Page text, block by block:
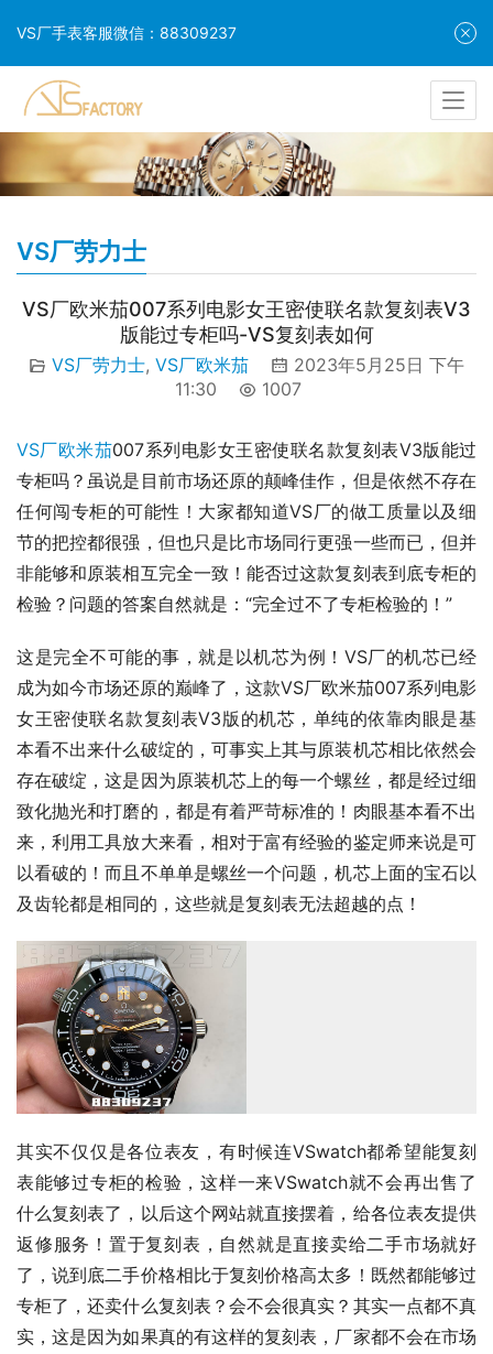
VS厂劳力士
VS厂欧米茄007系列电影女王密使联名款复刻表V3
版能过专柜吗-VS复刻表如何
VS厂劳力士, VS厂欧米茄
2023年5月25日 下午
11:30
1007
VS厂欧米茄007系列电影女王密使联名款复刻表V3版能过
专柜吗？虽说是目前市场还原的颠峰佳作，但是依然不存在
任何闯专柜的可能性！大家都知道VS厂的做工质量以及细
节的把控都很强，但也只是比市场同行更强一些而已，但并
非能够和原装相互完全一致！能否过这款复刻表到底专柜的
检验？问题的答案自然就是：“完全过不了专柜检验的！”
这是完全不可能的事，就是以机芯为例！VS厂的机芯已经
成为如今市场还原的巅峰了，这款VS厂欧米茄007系列电影
女王密使联名款复刻表V3版的机芯，单纯的依靠肉眼是基
本看不出来什么破绽的，可事实上其与原装机芯相比依然会
存在破绽，这是因为原装机芯上的每一个螺丝，都是经过细
致化抛光和打磨的，都是有着严苛标准的！肉眼基本看不出
来，利用工具放大来看，相对于富有经验的鉴定师来说是可
以看破的！而且不单单是螺丝一个问题，机芯上面的宝石以
及齿轮都是相同的，这些就是复刻表无法超越的点！
其实不仅仅是各位表友，有时候连VSwatch都希望能复刻
表能够过专柜的检验，这样一来VSwatch就不会再出售了
什么复刻表了，以后这个网站就直接摆着，给各位表友提供
返修服务！置于复刻表，自然就是直接卖给二手市场就好
了，说到底二手价格相比于复刻价格高太多！既然都能够过
专柜了，还卖什么复刻表？会不会很真实？其实一点都不真
实，这是因为如果真的有这样的复刻表，厂家都不会在市场
VS厂手表客服微信：88309237